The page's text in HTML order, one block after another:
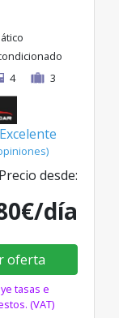
4 3
Excelente
Precio desde:
día
oferta
tasas e
(VAT)